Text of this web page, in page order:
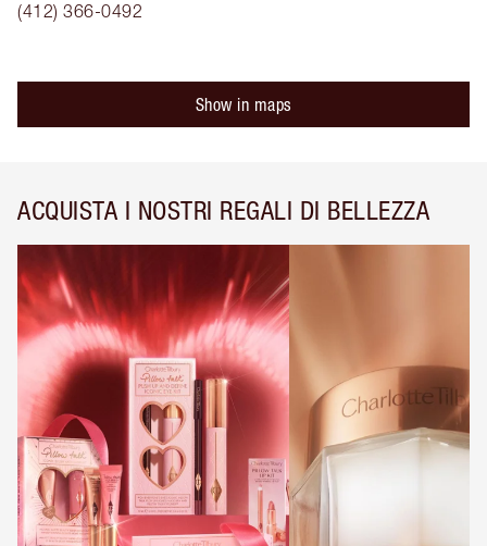
(412) 366-0492
Show in maps
ACQUISTA I NOSTRI REGALI DI BELLEZZA